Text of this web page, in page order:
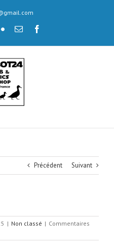
flickrEmail
Précédent Suivant
| Non classé | Commentaires